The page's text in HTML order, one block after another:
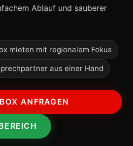
Ablauf und sauberer
mieten mit regionalem Fokus
aus einer Hand
ANFRAGEN